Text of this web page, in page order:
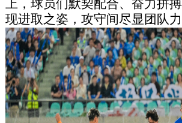
上，球员们默契配合、奋力拼
现进取之姿，攻守间尽显团队力